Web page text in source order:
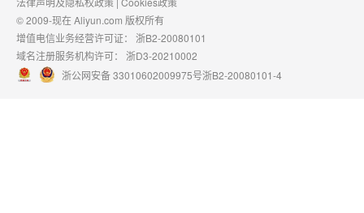
© 2009-现在 Aliyun.com 版权所有
增值电信业务经营许可证： 浙B2-20080101
域名注册服务机构许可： 浙D3-20210002
浙公网安备 33010602009975号浙B2-20080101-4